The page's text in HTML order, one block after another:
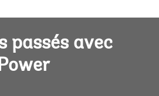
passés avec